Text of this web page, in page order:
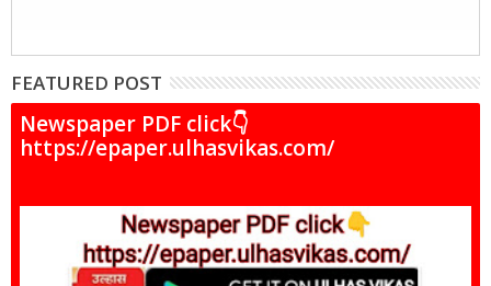
FEATURED POST
Newspaper PDF click👇
https://epaper.ulhasvikas.com/